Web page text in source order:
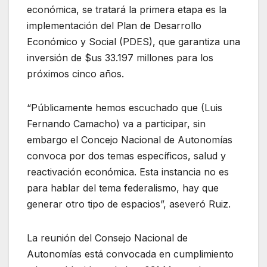
económica, se tratará la primera etapa es la
implementación del Plan de Desarrollo
Económico y Social (PDES), que garantiza una
inversión de $us 33.197 millones para los
próximos cinco años.
“Públicamente hemos escuchado que (Luis
Fernando Camacho) va a participar, sin
embargo el Concejo Nacional de Autonomías
convoca por dos temas específicos, salud y
reactivación económica. Esta instancia no es
para hablar del tema federalismo, hay que
generar otro tipo de espacios”, aseveró Ruiz.
La reunión del Consejo Nacional de
Autonomías está convocada en cumplimiento